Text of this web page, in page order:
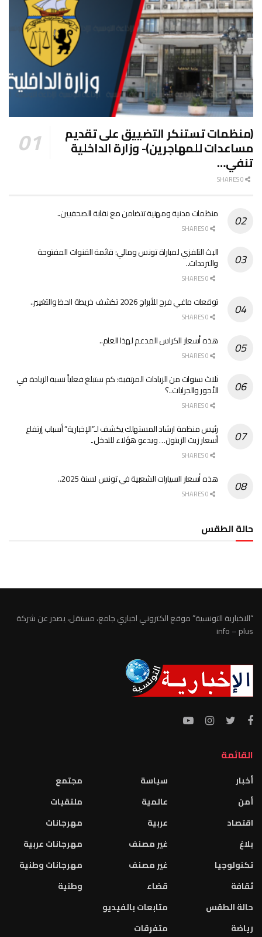
(منظمات تستنكر التضييق على تقديم
مساعدات للمهاجرين)- وزارة الداخلية
تنفي…
منظمات مدنية ومهنية تتضامن مع نقابة الصحفيين..
البث التلفزي لمباراة تونس ومالي: قائمة القنوات المفتوحة
والترددات..
توقعات ماغي فرح للأبراج 2026 تكشف خريطة الحظ والتغيير..
هذه أسعار الكراس المدعم لهذا العام..
ثلاث سنوات من الزيادات المرتقبة: كم ستبلغ فعلياً نسبة الزيادة في
الأجور والجرايات..؟
رئيس منظمة ارشاد المستهلك يكشف لـ”الإخبارية” أسباب إرتفاع
أسعار زيت الزيتون… ويدعو هؤلاء للتدخل..
هذه أسعار السيارات الشعبية في تونس لسنة 2025..
حالة الطقس
“الاخبارية التونسية” موقع الكتروني اخباري جامع، مستقل، يصدر عن شركة
info – plus
القائمة
أخبار
أمن
اقتصاد
بلاغ
تكنولوجيا
ثقافة
حالة الطقس
رياضة
سياسة
عالمية
عربية
غير مصنف
غير مصنف
قضاء
متابعات بالفيديو
متفرقات
مجتمع
ملتقيات
مهرجانات
مهرجانات عربية
مهرجانات وطنية
وطنية